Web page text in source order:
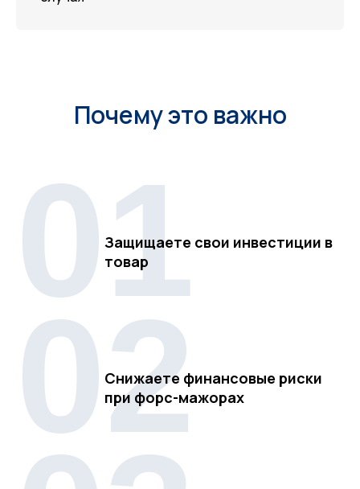
Почему это важно
Защищаете свои инвестиции в
товар
01
Снижаете финансовые риски
при форс-мажорах
02